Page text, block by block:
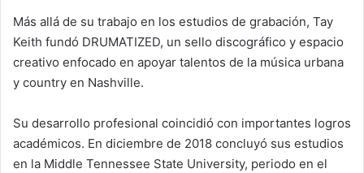
Más allá de su trabajo en los estudios de grabación, Tay
Keith fundó DRUMATIZED, un sello discográfico y espacio
creativo enfocado en apoyar talentos de la música urbana
y country en Nashville.
Su desarrollo profesional coincidió con importantes logros
académicos. En diciembre de 2018 concluyó sus estudios
en la Middle Tennessee State University, periodo en el